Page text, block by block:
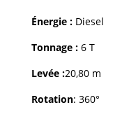
Énergie : Diesel
Tonnage : 6 T
Levée :20,80 m
Rotation: 360°